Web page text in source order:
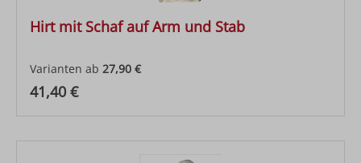
Hirt mit Schaf auf Arm und Stab
Varianten ab 27,90 €
Regulärer Preis:
41,40 €